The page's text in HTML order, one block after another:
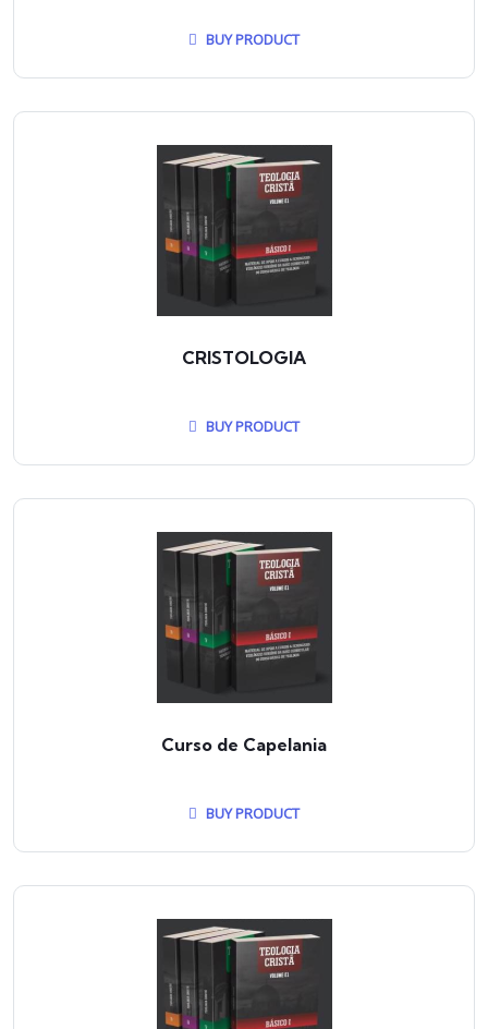
BUY PRODUCT
CRISTOLOGIA
BUY PRODUCT
Curso de Capelania
BUY PRODUCT